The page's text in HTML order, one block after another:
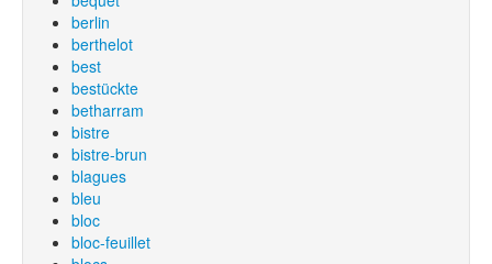
berlin
berthelot
best
bestückte
betharram
bistre
bistre-brun
blagues
bleu
bloc
bloc-feuillet